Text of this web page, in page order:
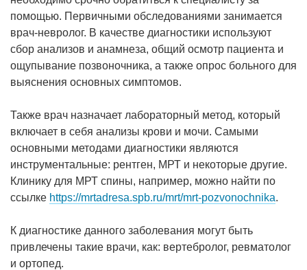
помощью. Первичными обследованиями занимается
врач-невролог. В качестве диагностики используют
сбор анализов и анамнеза, общий осмотр пациента и
ощупывание позвоночника, а также опрос больного для
выяснения основных симптомов.
Также врач назначает лабораторный метод, который
включает в себя анализы крови и мочи. Самыми
основными методами диагностики являются
инструментальные: рентген, МРТ и некоторые другие.
Клинику для МРТ спины, например, можно найти по
ссылке https://mrtadresa.spb.ru/mrt/mrt-pozvonochnika.
К диагностике данного заболевания могут быть
привлечены такие врачи, как: вертебролог, ревматолог
и ортопед.